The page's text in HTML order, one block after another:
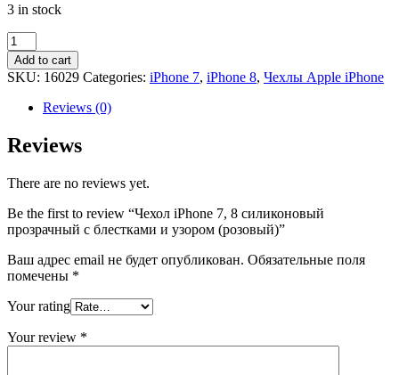
3 in stock
Чехол
iPhone
7,
8
силиконовый
прозрачный
с
блестками
узором
quantity
Add to cart
SKU: 16029 Categories: iPhone 7, iPhone 8, Чехлы Apple iPhone
Reviews (0)
Reviews
There are no reviews yet.
Be the first to review “Чехол iPhone 7, 8 силиконовый
прозрачный с блестками и узором (розовый)”
Ваш адрес email не будет опубликован. Обязательные поля
помечены *
Your rating
Your review *